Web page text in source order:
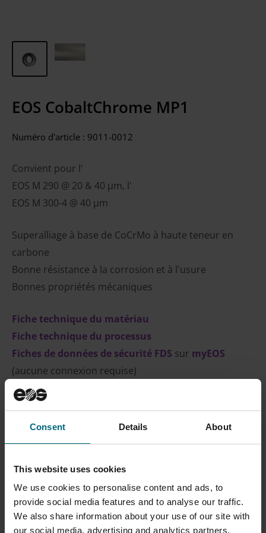
Consent Details About
This website uses cookies
We use cookies to personalise content and ads, to
provide social media features and to analyse our traffic.
We also share information about your use of our site with
our social media, advertising and analytics partners.
EOS CobaltChrome MP1
Numéro d'article : 9011-0012
Convient pour l'
EOS M 290 @ 20 & 40 µm, l'
EOS M 300-4 @ 40 µm
Superalliage à base de CoCrMo à haute teneur en
carbone
Bonne résistance à la corrosion et à l'usure
Bonnes propriétés mécaniques
Fiche technique du matériau
Fiche technique du processus
Fiches de données de sécurité FDS sur myEOS
(aucune connexion requise)
CONTACTER LE SERVICE
COMMERCIAL
Description